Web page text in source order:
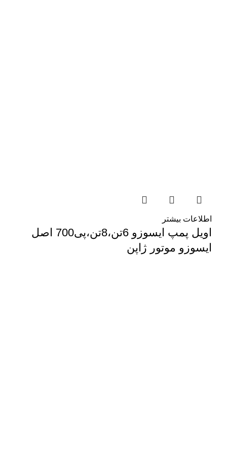
اطلاعات بیشتر
اویل پمپ ایسوزو 6تن،8تن،پی700 اصل
ایسوزو موتور ژاپن